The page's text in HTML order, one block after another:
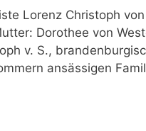
Lorenz Christoph
Dorothee von
v. S.,
ansässigen